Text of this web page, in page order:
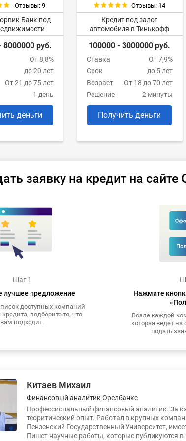
Отзывы: 9
Банк под
8000000 руб.
От 8,8%
до 20 лет
От 21 до 75 лет
1 день
деньги
Отзывы: 14
Кредит под залог
автомобиля в Тинькофф
100000 - 3000000 руб.
Ставка
От 7,9%
Срок
до 5 лет
Возраст
От 18 до 70 лет
Решение
2 минуты
Получить деньги
заявку на кредит на сайте
Шаг 1
лучшее предложение
доступных компаний
кредита, подберите то, что
вам подходит.
Нажмите
Возле каждой
которая ведет
подать
Китаев Михаил
Финансовый аналитик Орелбанкс
Профессиональный финансовый аналитик. За
теоритический опыт. Работал в крупных
Пензенский Государственный Университет,
Пишет научные работы, которые публикуются